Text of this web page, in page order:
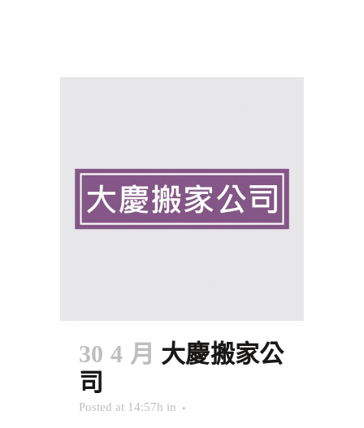
30 4 月 大慶搬家公
司
Posted at 14:57h in